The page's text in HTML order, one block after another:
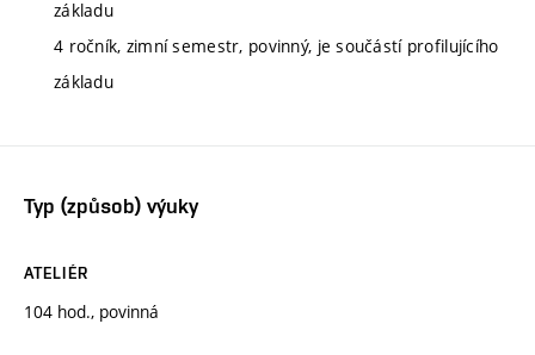
základu
4 ročník, zimní semestr, povinný, je součástí profilujícího
základu
Typ (způsob) výuky
ATELIÉR
104 hod., povinná